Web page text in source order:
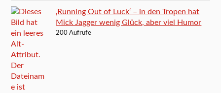
‚Running Out of Luck‘ – in den Tropen hat
Mick Jagger wenig Glück, aber viel Humor
200 Aufrufe